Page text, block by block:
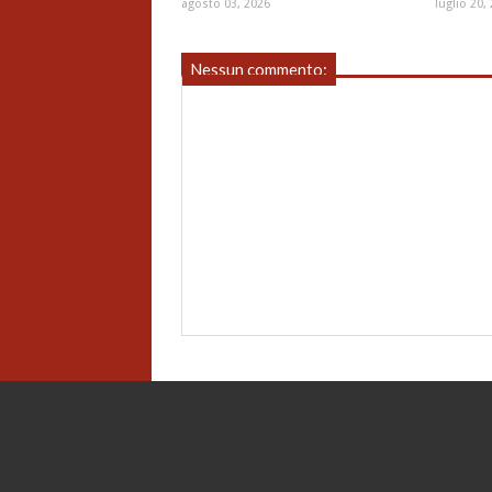
agosto 03, 2026 luglio 20,
Nessun commento: